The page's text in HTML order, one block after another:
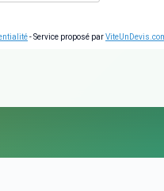
- Service proposé par